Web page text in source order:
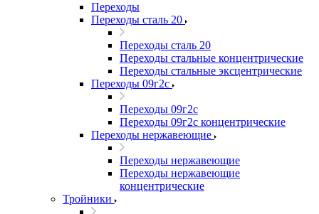
Переходы
Переходы сталь 20
Переходы сталь 20
Переходы стальные концентрические
Переходы стальные эксцентрические
Переходы 09г2с
Переходы 09г2с
Переходы 09г2с концентрические
Переходы нержавеющие
Переходы нержавеющие
Переходы нержавеющие
концентрические
Тройники